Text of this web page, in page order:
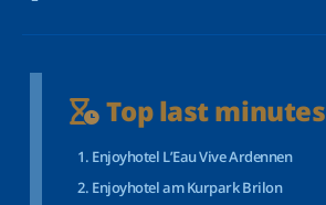
Top last minutes
Enjoyhotel L’Eau Vive Ardennen
Enjoyhotel am Kurpark Brilon